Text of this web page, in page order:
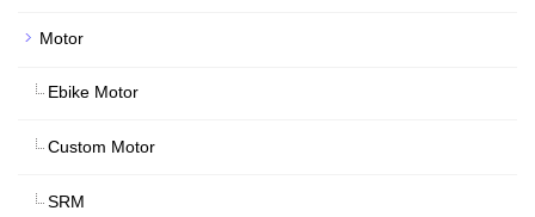
Motor
Ebike Motor
Custom Motor
SRM